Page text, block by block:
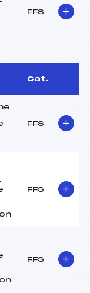
FFS
Cat.
FFS
FFS
FFS